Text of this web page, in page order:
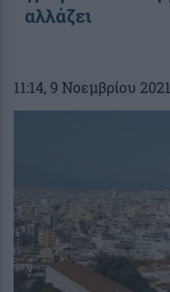
αλλάζει
11:14, 9 Νοεμβρίου 2021